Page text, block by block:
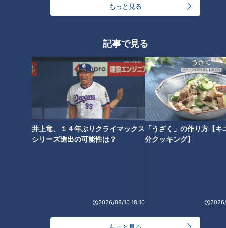
もっと見る
記事で見る
井上竜、１４年ぶりクライマックス
シリーズ進出の可能性は？
2026/08/10 18:10
「うざく」の作り方【キ
分クッキング】
に舌鼓！大自然に囲まれたレス
トランでひと休み
プに関する協定」締結式のお知
タグ
オススメ関連コンテンツ
｢水が天井近くまで｣ 1か月分の